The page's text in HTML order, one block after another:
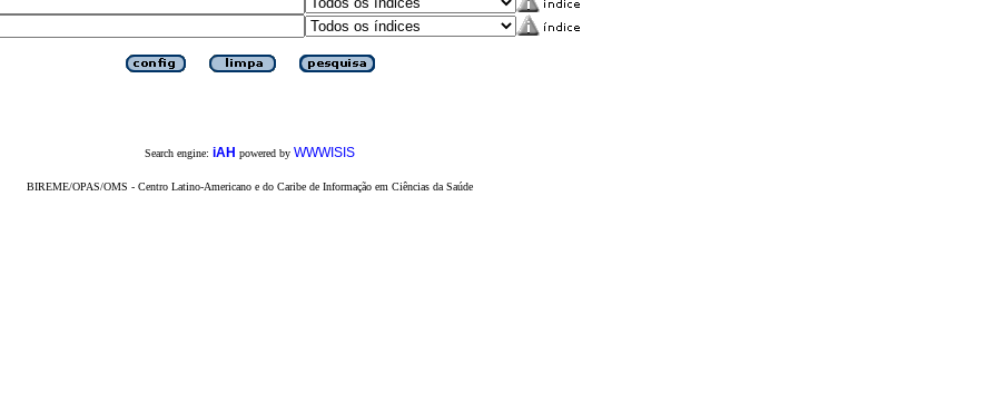
Search engine: iAH powered by WWWISIS
BIREME/OPAS/OMS - Centro Latino-Americano e do Caribe de Informação em Ciências da Saúde